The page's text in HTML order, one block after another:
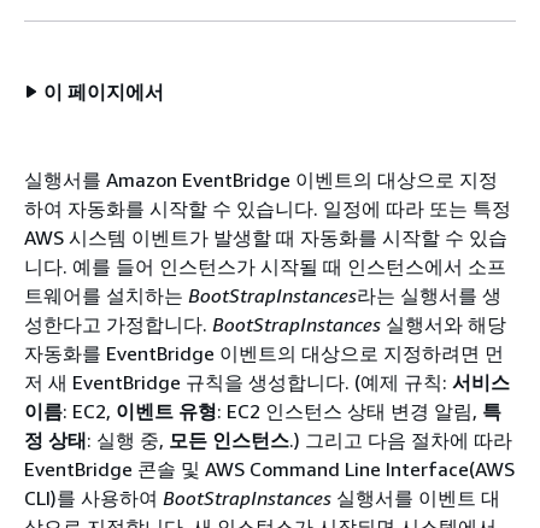
이 페이지에서
실행서를 Amazon EventBridge 이벤트의 대상으로 지정
하여 자동화를 시작할 수 있습니다. 일정에 따라 또는 특정
AWS 시스템 이벤트가 발생할 때 자동화를 시작할 수 있습
니다. 예를 들어 인스턴스가 시작될 때 인스턴스에서 소프
트웨어를 설치하는 BootStrapInstances라는 실행서를 생
성한다고 가정합니다. BootStrapInstances 실행서와 해당
자동화를 EventBridge 이벤트의 대상으로 지정하려면 먼
저 새 EventBridge 규칙을 생성합니다. (예제 규칙: 서비스
이름: EC2, 이벤트 유형: EC2 인스턴스 상태 변경 알림, 특
정 상태: 실행 중, 모든 인스턴스.) 그리고 다음 절차에 따라
EventBridge 콘솔 및 AWS Command Line Interface(AWS
CLI)를 사용하여 BootStrapInstances 실행서를 이벤트 대